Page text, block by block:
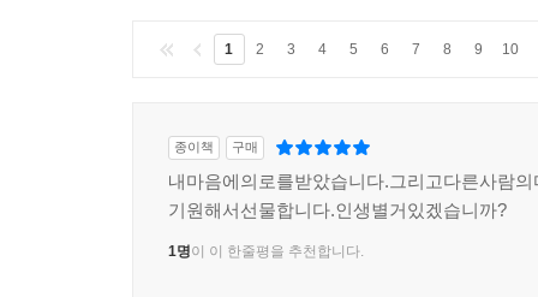
1 2 3 4 5 6 7 8 9 10
종이책 구매
내마음에의로를받았습니다.그리고다른사람
기원해서선물합니다.인생별거있겠습니까?
1명이 이 한줄평을 추천합니다.